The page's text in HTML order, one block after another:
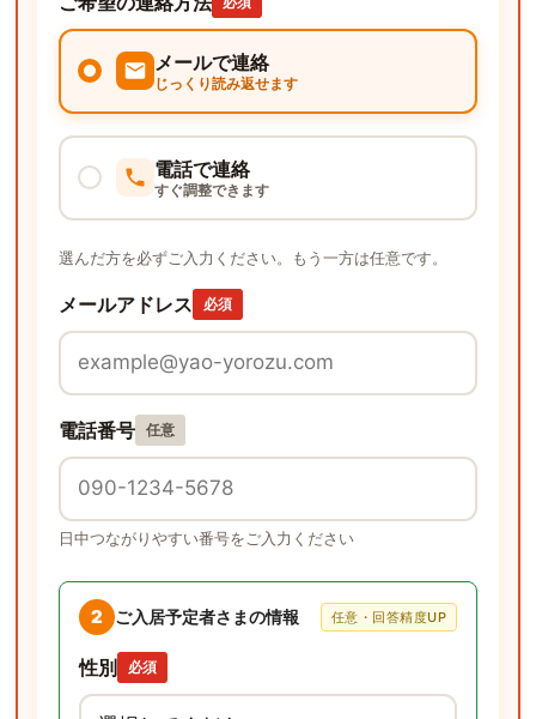
メールで連絡
じっくり読み返せます
電話で連絡
すぐ調整できます
選んだ方を必ずご入力ください。もう一方は任意です。
メールアドレス 必須
電話番号 任意
日中つながりやすい番号をご入力ください
2 ご入居予定者さまの情報 任意・回答精度UP
性別 必須